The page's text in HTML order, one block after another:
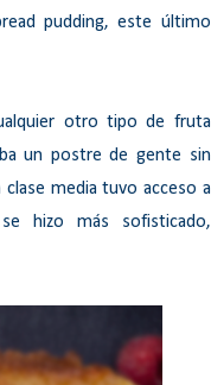
pudding, este último
otro tipo de fruta
un postre de gente sin
clase media tuvo acceso a
hizo más sofisticado,